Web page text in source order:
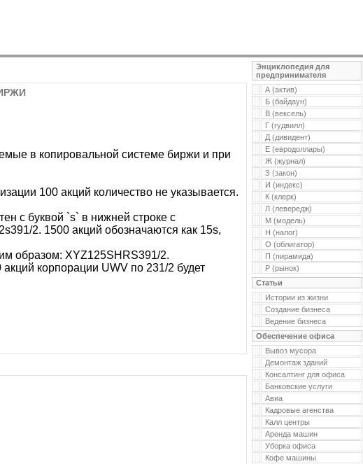
в копировальной системе биржи и при
100 акций количество не указывается.
с буквой `s` в нижней строке с
2. 1500 акций обозначаются как 15s,
образом: XYZ125SHRS391/2.
корпорации UWV по 231/2 будет
Энциклопедия для
предпринимателя
А (актив)
Б (байдаун)
В (вексель)
Г (гудвилл)
Д (дивидент)
Е (евродоллары)
Ж (журнал)
З (закон)
И (индекс)
К (клерк)
Л (левередж)
М (модель)
Н (налог)
О (облигатор)
П (пирамида)
Р (рынок)
Статьи
Истории из жизни
Создание бизнеса
Ведение бизнеса
Обеспечение офиса
Вывоз мусора
Демонтаж зданий
Консалтинг для офиса
Банковские услуги
Авиа
Кадровые агенства
Калл центры
Аренда машин
Уборка офиса
Кофе машины